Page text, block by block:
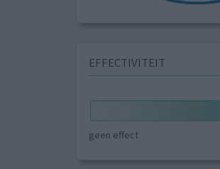
EFFECTIVITEIT
geen effect